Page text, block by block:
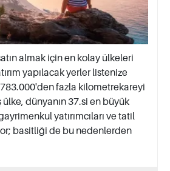
almak için en kolay ülkeleri
yapılacak yerler listenize
fazla kilometrekareyi
dünyanın 37.si en büyük
yatırımcıları ve tatil
basitliği de bu nedenlerden